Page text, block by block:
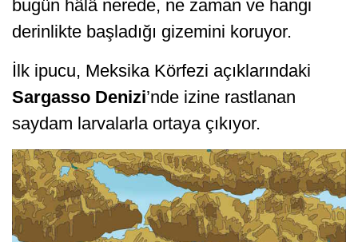
bugün hâlâ nerede, ne zaman ve hangi
derinlikte başladığı gizemini koruyor.
İlk ipucu, Meksika Körfezi açıklarındaki
Sargasso Denizi’nde izine rastlanan
saydam larvalarla ortaya çıkıyor.